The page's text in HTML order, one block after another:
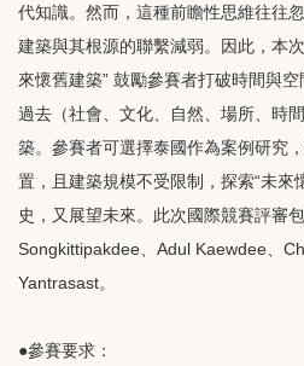
代知識。然而，這種前瞻性思維往往
建築與其根源的聯繫減弱。因此，本
來懷舊建築” 鼓勵參賽者打破時間與
過去（社會、文化、自然、場所、時
築。參賽者可選擇泰國作為案例研究
置，且建築規模不受限制，探索“未來
史，又展望未來。此次國際競賽評審
Songkittipakdee、Adul Kaewdee、
Yantrasast。
●參賽要求：